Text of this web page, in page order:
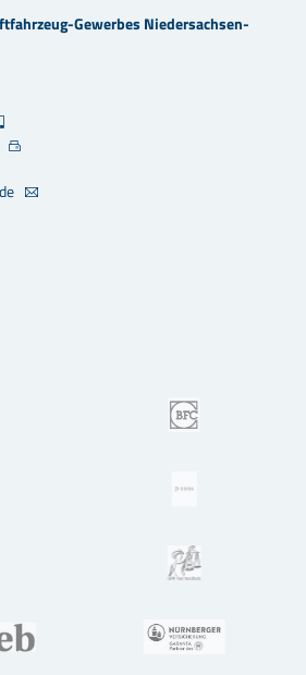
Gewerbes Niedersachsen-